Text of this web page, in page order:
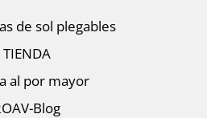
de sol plegables
TIENDA
al por mayor
Blog